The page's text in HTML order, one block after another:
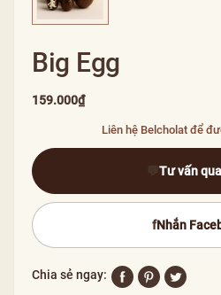
Big Egg
159.000₫
Liên hệ Belcholat để
Tư vấn
fNhắn
Chia sẻ ngay: